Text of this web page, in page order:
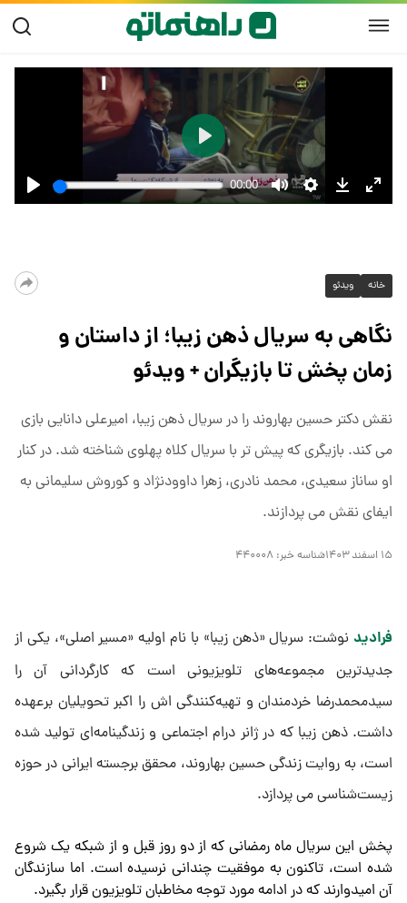
خانه ویدئو
نگاهی به سریال ذهن زیبا؛ از داستان و
زمان پخش تا بازیگران + ویدئو
نقش دکتر حسین بهاروند را در سریال ذهن زیبا، امیرعلی دانایی بازی
می کند. بازیگری که پیش تر با سریال کلاه پهلوی شناخته شد. در کنار
او ساناز سعیدی، محمد نادری، زهرا داوودنژاد و کوروش سلیمانی به
ایفای نقش می پردازند.
۱۵ اسفند ۱۴۰۳ شناسه خبر: ۴۴۰۰۰۸
فرادید نوشت: سریال «ذهن زیبا» با نام اولیه «مسیر اصلی»، یکی از
جدیدترین مجموعه‌های تلویزیونی است که کارگردانی آن را
سیدمحمدرضا خردمندان و تهیه‌کنندگی اش را اکبر تحویلیان برعهده
داشت. ذهن زیبا که در ژانر درام اجتماعی و زندگینامه‌ای تولید شده
است، به روایت زندگی حسین بهاروند، محقق برجسته ایرانی در حوزه
زیست‌شناسی می پردازد.
پخش این سریال ماه رمضانی که از دو روز قبل و از شبکه یک شروع
شده است، تاکنون به موفقیت چندانی نرسیده است. اما سازندگان
آن امیدوارند که در ادامه مورد توجه مخاطبان تلویزیون قرار بگیرد.